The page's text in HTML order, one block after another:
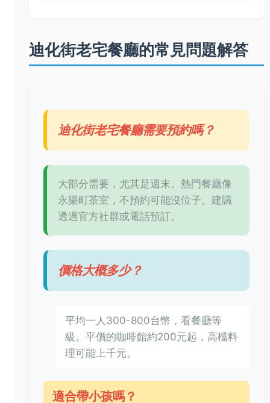
迪化街老宅餐廳的常見問題解答
迪化街老宅餐廳需要預約嗎？
大部分需要，尤其是週末。熱門餐廳像
永樂町茶室，不預約可能沒位子。建議
透過官方社群或電話預訂。
價格大概多少？
平均一人300-800台幣，看餐廳等
級。平價的咖啡館約200元起，高檔料
理可能上千元。
適合帶小孩嗎？